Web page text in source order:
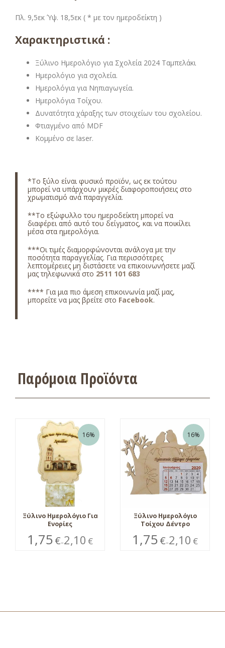
Πλ. 9,5εκ Ύψ. 18,5εκ ( * με τον ημεροδείκτη )
Χαρακτηριστικά :
Ξύλινο Ημερολόγιο για Σχολεία 2024 Ταμπελάκι
Ημερολόγιο για σχολεία.
Ημερολόγια για Νηπιαγωγεία.
Ημερολόγια Τοίχου.
Δυνατότητα χάραξης των στοιχείων του σχολείου.
Φτιαγμένο από MDF
Κομμένο σε laser.
*Το ξύλο είναι φυσικό προϊόν, ως εκ τούτου
μπορεί να υπάρχουν μικρές διαφοροποιήσεις στο
χρωματισμό ανά παραγγελία.
**Το εξώφυλλο του ημεροδείκτη μπορεί να
διαφέρει από αυτό του δείγματος, και να ποικίλει
μέσα στα ημερολόγια.
***Οι τιμές διαμορφώνονται ανάλογα με την
ποσότητα παραγγελίας. Για περισσότερες
λεπτομέρειες μη διστάσετε να επικοινωνήσετε μαζί
μας τηλεφωνικά στο 2511 101 683
**** Για μια πιο άμεση επικοινωνία μαζί μας,
μπορείτε να μας βρείτε στο Facebook.
Παρόμοια Προϊόντα
16%
Ξύλινο Ημερολόγιο Για
Ενορίες
1,75 €–2,10 €
16%
Ξύλινο Ημερολόγιο
Τοίχου Δέντρο
1,75 €–2,10 €